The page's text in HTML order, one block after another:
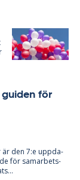
för
är den 7:e upp­da­
för sam­ar­bets­